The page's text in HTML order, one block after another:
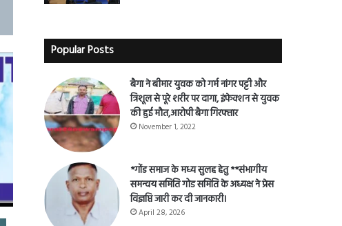
Popular Posts
बैगा ने बीमार युवक को गर्म नांगर पट्टी और
त्रिशूल से पूरे शरीर पर दागा, इंफेक्शन से युवक
की हुई मौत,आरोपी बैगा गिरफ्तार
November 1, 2022
*गोंड समाज के मध्य सुलह हेतु **संभागीय
समन्वय समिति गोड समिति के अध्यक्ष ने प्रेस
विज्ञप्ति जारी कर दी जानकारी।
April 28, 2026